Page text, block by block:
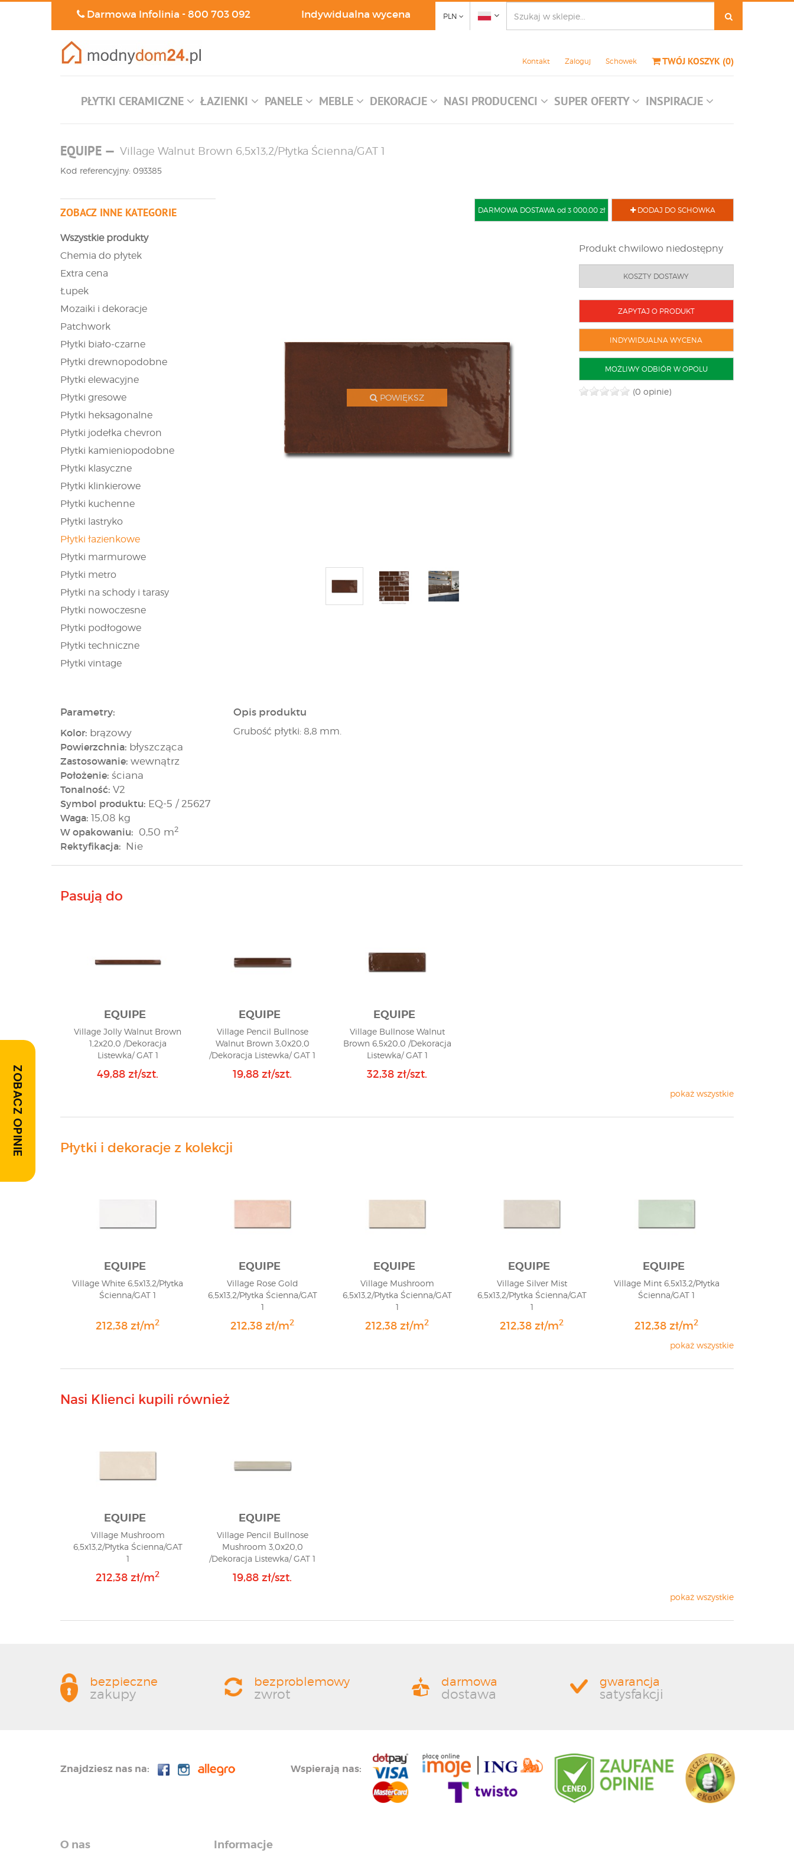
Darmowa Infolinia -800 703 092 Indywidualna wycena PLN
Kontakt Zaloguj Schowek TWÓJ KOSZYK (0)
PŁYTKI CERAMICZNE ŁAZIENKI PANELE MEBLE DEKORACJE NASI PRODUCENCI SUPER OFERTY INSPIRACJE
EQUIPE — Village Walnut Brown 6,5x13,2/Płytka Ścienna/GAT 1
Kod referencyjny: 093385
ZOBACZ INNE KATEGORIE
Wszystkie produkty
Chemia do płytek
Extra cena
Łupek
Mozaiki i dekoracje
Patchwork
Płytki biało-czarne
Płytki drewnopodobne
Płytki elewacyjne
Płytki gresowe
Płytki heksagonalne
Płytki jodełka chevron
Płytki kamieniopodobne
Płytki klasyczne
Płytki klinkierowe
Płytki kuchenne
Płytki lastryko
Płytki łazienkowe
Płytki marmurowe
Płytki metro
Płytki na schody i tarasy
Płytki nowoczesne
Płytki podłogowe
Płytki techniczne
Płytki vintage
DODAJ DO SCHOWKA
DARMOWA DOSTAWA od 3 000,00 zł
POWIĘKSZ
Produkt chwilowo niedostępny
KOSZTY DOSTAWY
ZAPYTAJ O PRODUKT
INDYWIDUALNA WYCENA
MOŻLIWY ODBIÓR W OPOLU
(0 opinie)
Parametry:
Kolor: brązowy
Powierzchnia: błyszcząca
Zastosowanie: wewnątrz
Położenie: ściana
Tonalność: V2
Symbol produktu: EQ-5 / 25627
Waga: 15,08 kg
W opakowaniu: 0,50 m2
Rektyfikacja: Nie
Opis produktu
Grubość płytki: 8,8 mm.
Pasują do
EQUIPE
Village Jolly Walnut Brown
1,2x20,0 /Dekoracja
Listewka/ GAT 1
49,88 zł/szt.
EQUIPE
Village Pencil Bullnose
Walnut Brown 3,0x20,0
/Dekoracja Listewka/ GAT 1
19,88 zł/szt.
EQUIPE
Village Bullnose Walnut
Brown 6,5x20,0 /Dekoracja
Listewka/ GAT 1
32,38 zł/szt.
pokaż wszystkie
Płytki i dekoracje z kolekcji
EQUIPE
Village White 6,5x13,2/Płytka
Ścienna/GAT 1
212,38 zł/m2
EQUIPE
Village Rose Gold
6,5x13,2/Płytka Ścienna/GAT
1
212,38 zł/m2
EQUIPE
Village Mushroom
6,5x13,2/Płytka Ścienna/GAT
1
212,38 zł/m2
EQUIPE
Village Silver Mist
6,5x13,2/Płytka Ścienna/GAT
1
212,38 zł/m2
EQUIPE
Village Mint 6,5x13,2/Płytka
Ścienna/GAT 1
212,38 zł/m2
pokaż wszystkie
Nasi Klienci kupili również
EQUIPE
Village Mushroom
6,5x13,2/Płytka Ścienna/GAT
1
212,38 zł/m2
EQUIPE
Village Pencil Bullnose
Mushroom 3,0x20,0
/Dekoracja Listewka/ GAT 1
19,88 zł/szt.
pokaż wszystkie
ZOBACZ OPINIE
bezpieczne
zakupy
bezproblemowy
zwrot
darmowa
dostawa
gwarancja
satysfakcji
Wspierają nas:
Znajdziesz nas na:
O nas Informacje